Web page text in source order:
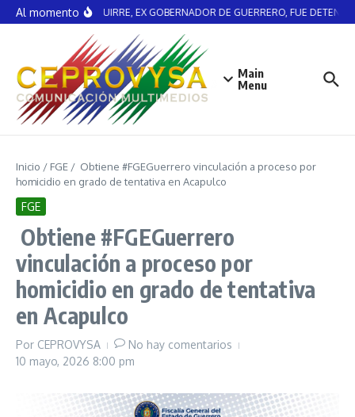
Saltar al contenido
Al momentoÁNGEL AGUIRRE, EX GOBERNADOR DE GUERRERO, FUE
Main
Menu
Inicio / FGE / ️ Obtiene #FGEGuerrero vinculación a proceso por
homicidio en grado de tentativa en Acapulco
FGE
️ Obtiene #FGEGuerrero
vinculación a proceso por
homicidio en grado de tentativa
en Acapulco
Por CEPROVYSA
No hay comentarios
10 mayo, 2026 8:00 pm